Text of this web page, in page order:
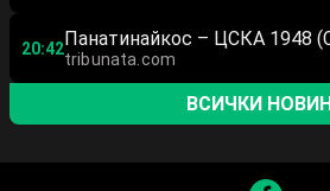
20:42Панатинайкос – ЦСКА 1948
tribunata.com
ВСИЧКИ